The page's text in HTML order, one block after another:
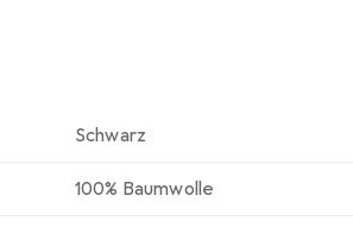
Schwarz
100% Baumwolle